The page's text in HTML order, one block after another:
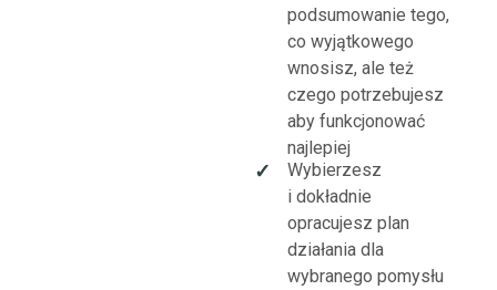
podsumowanie tego,
co wyjątkowego
wnosisz, ale też
czego potrzebujesz
aby funkcjonować
najlepiej
✓
Wybierzesz
i dokładnie
opracujesz plan
działania dla
wybranego pomysłu